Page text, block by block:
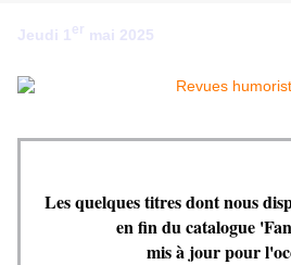
Jeudi 1 er mai 2025
Les quelques titres dont nous
en fin du catalogue
mis à jour pour